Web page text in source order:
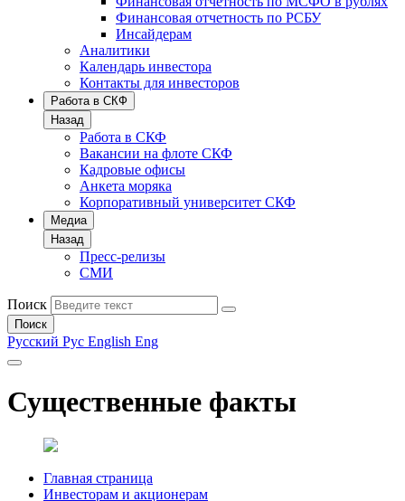
Финансовая отчетность по РСБУ
Инсайдерам
Аналитики
Календарь инвестора
Контакты для инвесторов
Работа в СКФ
Назад
Работа в СКФ
Вакансии на флоте СКФ
Кадровые офисы
Анкета моряка
Корпоративный университет СКФ
Медиа
Назад
Пресс-релизы
СМИ
Поиск
Поиск
Русский Рус English Eng
Существенные факты
Главная страница
Инвесторам и акционерам